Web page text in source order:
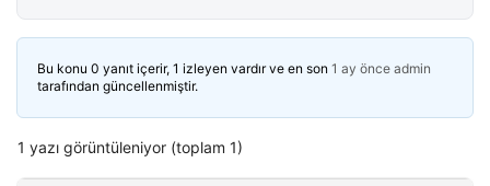
Bu konu 0 yanıt içerir, 1 izleyen vardır ve en son 1 ay önce admin
tarafından güncellenmiştir.
1 yazı görüntüleniyor (toplam 1)